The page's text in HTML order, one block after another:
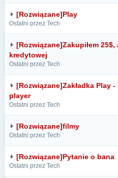
[Rozwiązane]Play
Ostatni przez Tech
[Rozwiązane]Zakupiłem
kredytowej
Ostatni przez Tech
[Rozwiązane]Zakładka Play -
player
Ostatni przez Tech
[Rozwiązane]filmy
Ostatni przez Tech
[Rozwiązane]Pytanie o bana
Ostatni przez Tech